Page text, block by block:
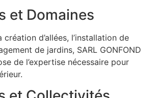
et Domaines
d’allées, l’installation de
de jardins, SARL GONFOND
de l’expertise nécessaire pour